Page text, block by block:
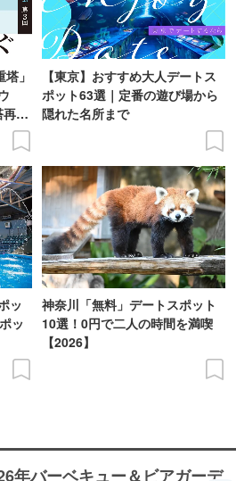
」
建
【東京】おすすめ大人デートス
ポット63選｜定番の遊び場から
隠れた名所まで
ッ
ッ
神奈川「無料」デートスポット
10選！0円で二人の時間を満喫
【2026】
年バーベキュー＆ビアガーデ